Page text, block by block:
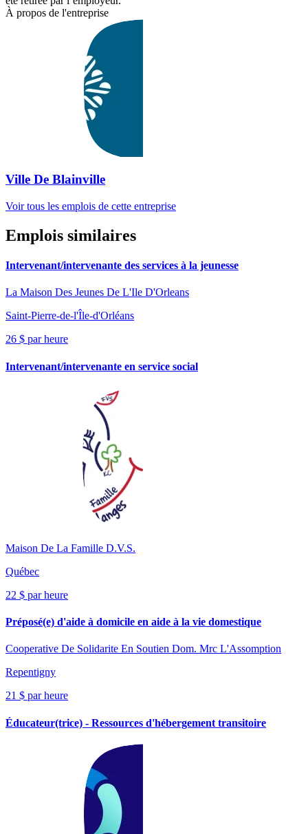
À propos de l'entreprise
Ville De Blainville
Voir tous les emplois de cette entreprise
Emplois similaires
Intervenant/intervenante des services à la jeunesse
La Maison Des Jeunes De L'Ile D'Orleans
Saint-Pierre-de-l'Île-d'Orléans
26 $ par heure
Intervenant/intervenante en service social
Maison De La Famille D.V.S.
Québec
22 $ par heure
Préposé(e) d'aide à domicile en aide à la vie domestique
Cooperative De Solidarite En Soutien Dom. Mrc L'Assomption
Repentigny
21 $ par heure
Éducateur(trice) - Ressources d'hébergement transitoire